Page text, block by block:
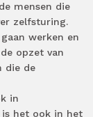
mensen die
zelfsturing.
werken en
opzet van
die de
in
is het ook in het